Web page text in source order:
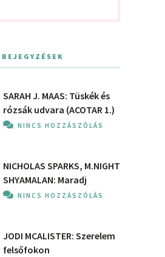
SARAH J. MAAS: Tüskék és
rózsák udvara (ACOTAR 1.)
NINCS HOZZÁSZÓLÁS
NICHOLAS SPARKS, M.NIGHT
SHYAMALAN: Maradj
NINCS HOZZÁSZÓLÁS
JODI MCALISTER: Szerelem
felsőfokon